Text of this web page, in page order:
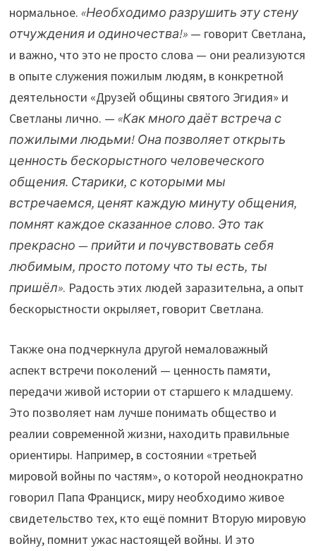
нормальное.«Необходимо разрушить эту стену
отчуждения и одиночества!» — говорит Светлана,
и важно, что это не просто слова — они реализуются
в опыте служения пожилым людям, в конкретной
деятельности «Друзей общины святого Эгидия» и
Светланы лично. —«Как много даёт встреча с
пожилыми людьми! Она позволяет открыть
ценность бескорыстного человеческого
общения. Старики, с которыми мы
встречаемся, ценят каждую минуту общения,
помнят каждое сказанное слово. Это так
прекрасно — прийти и почувствовать себя
любимым, просто потому что ты есть, ты
пришёл». Радость этих людей заразительна, а опыт
бескорыстности окрыляет, говорит Светлана.
Также она подчеркнула другой немаловажный
аспект встречи поколений — ценность памяти,
передачи живой истории от старшего к младшему.
Это позволяет нам лучше понимать общество и
реалии современной жизни, находить правильные
ориентиры. Например, в состоянии «третьей
мировой войны по частям», о которой неоднократно
говорил Папа Франциск, миру необходимо живое
свидетельство тех, кто ещё помнит Вторую мировую
войну, помнит ужас настоящей войны. И это